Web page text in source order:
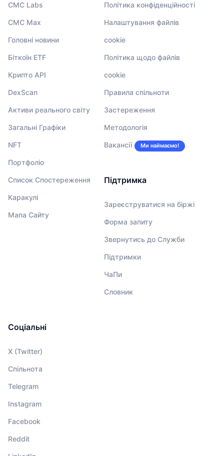
CMC Labs
CMC Max
Головні новини
Біткоїн ETF
Крипто API
DexScan
Активи реального світу
Загальні Графіки
NFT
Портфоліо
Список Спостереження
Каракулі
Мапа Сайту
Політика конфіденційності
Налаштування файлів
cookie
Політика щодо файлів
cookie
Правила спільноти
Застереження
Методологія
Вакансії Ми наймаємо!
Підтримка
Зареєструватися на біржі
Форма запиту
Звернутись до Служби
Підтримки
ЧаПи
Словник
Соціальні
X (Twitter)
Спільнота
Telegram
Instagram
Facebook
Reddit